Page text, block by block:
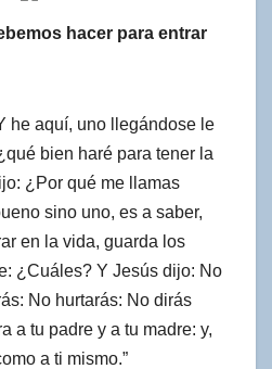
hacer para entrar
he aquí, uno llegándose le
bien haré para tener la
¿Por qué me llamas
sino uno, es a saber,
en la vida, guarda los
¿Cuáles? Y Jesús dijo: No
No hurtarás: No dirás
a tu padre y a tu madre: y,
a ti mismo.”